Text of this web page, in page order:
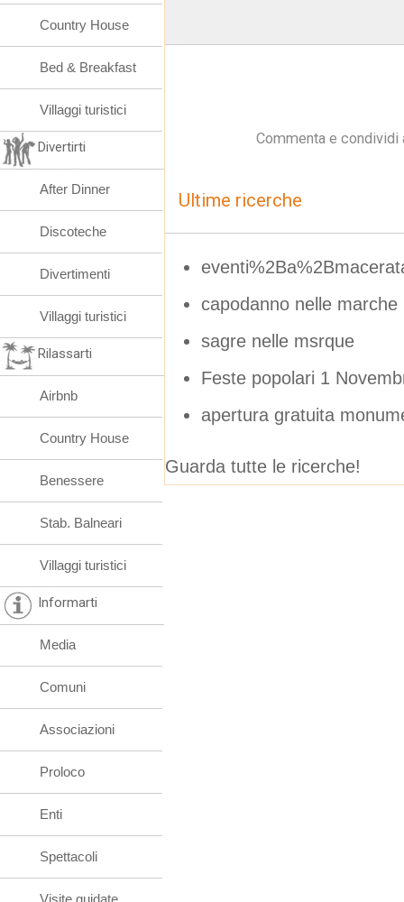
Commenta e
Ultime ricerche
capodanno nelle
sagre nelle msrque
Feste popolari 1
apertura gratuita
Guarda tutte le ricerche!
Country House
Bed & Breakfast
Villaggi turistici
Divertirti
After Dinner
Discoteche
Divertimenti
Villaggi turistici
Rilassarti
Airbnb
Country House
Benessere
Stab. Balneari
Villaggi turistici
Informarti
Media
Comuni
Associazioni
Proloco
Enti
Spettacoli
Visite guidate